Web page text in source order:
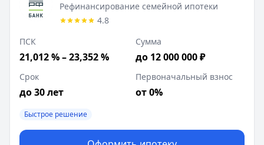
Рефинансирование семейной ипотеки
4.8
ПСК
21,012 % – 23,352 %
Сумма
до 12 000 000 ₽
Срок
до 30 лет
Первоначальный взнос
от 0%
Быстрое решение